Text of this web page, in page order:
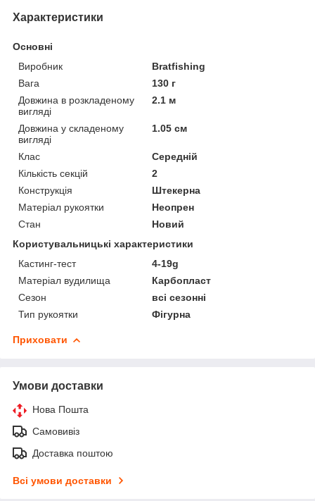
Характеристики
Основні
Виробник
Bratfishing
Вага
130 г
Довжина в розкладеному
вигляді
2.1 м
Довжина у складеному
вигляді
1.05 см
Клас
Середній
Кількість секцій
2
Конструкція
Штекерна
Матеріал рукоятки
Неопрен
Стан
Новий
Користувальницькі характеристики
Кастинг-тест
4-19g
Матеріал вудилища
Карбопласт
Сезон
всі сезонні
Тип рукоятки
Фігурна
Приховати
Умови доставки
Нова Пошта
Самовивіз
Доставка поштою
Всі умови доставки